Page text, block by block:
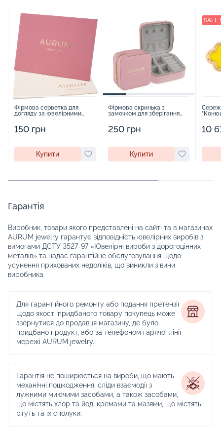
Фірмова серветка для
догляду за ювелірними
150 грн
Купити
Фірмова скринька з
замочком для зберігання
250 грн
Купити
SALE
10
Гарантія
Виробник, товари якого представлені на сайті та в магазинах
AURUM jewelry гарантує відповідність ювелірних виробів з
вимогами ДСТУ 3527-97 «Ювелірні вироби з дорогоцінних
металів» та надає гарантійне обслуговування щодо
усунення прихованих недоліків, що виникли з вини
виробника.
Для гарантійного ремонту або подання претензії
щодо якості придбаного товару покупець може
звернутися до продавця магазину, де було
придбано продукт, або за телефоном гарячої лінії
мережі AURUM jewelry.
Гарантія не поширюється на вироби, що мають
механічні пошкодження, сліди взаємодії з
лужними миючими засобами, а також засобами,
що містять хлор та йод, кремами та мазями, що містять
ртуть та їх сполуки;